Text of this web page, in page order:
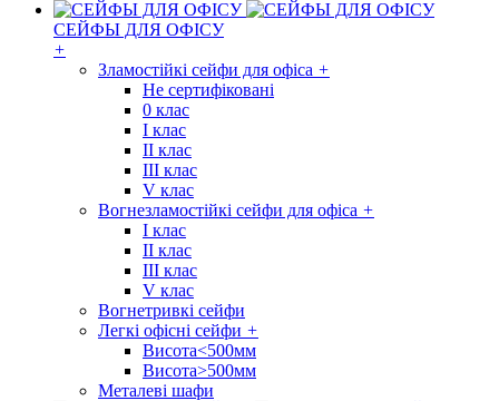
СЕЙФЫ ДЛЯ ОФІСУ
+
Зламостійкі сейфи для офіса +
Не сертифіковані
0 клас
I клас
II клас
III клас
V клас
Вогнезламостійкі сейфи для офіса +
I клас
II клас
III клас
V клас
Вогнетривкі сейфи
Легкі офісні сейфи +
Висота<500мм
Висота>500мм
Металеві шафи